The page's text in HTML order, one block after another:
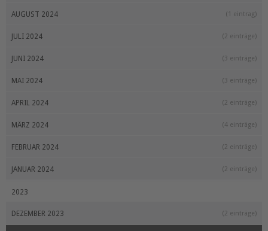
AUGUST 2024 (1 eintrag)
JULI 2024 (2 einträge)
JUNI 2024 (3 einträge)
MAI 2024 (3 einträge)
APRIL 2024 (2 einträge)
MÄRZ 2024 (4 einträge)
FEBRUAR 2024 (2 einträge)
JANUAR 2024 (2 einträge)
2023
DEZEMBER 2023 (2 einträge)